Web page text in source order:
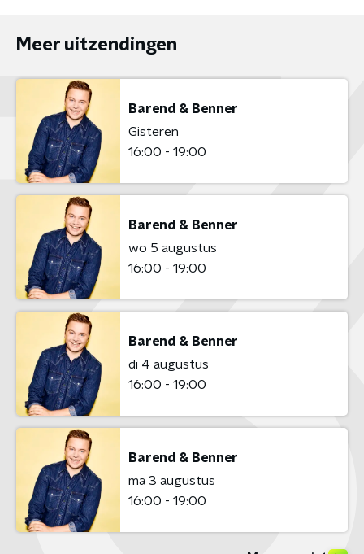
Meer uitzendingen
Barend & Benner
Gisteren
16:00 - 19:00
Barend & Benner
wo 5 augustus
16:00 - 19:00
Barend & Benner
di 4 augustus
16:00 - 19:00
Barend & Benner
ma 3 augustus
16:00 - 19:00